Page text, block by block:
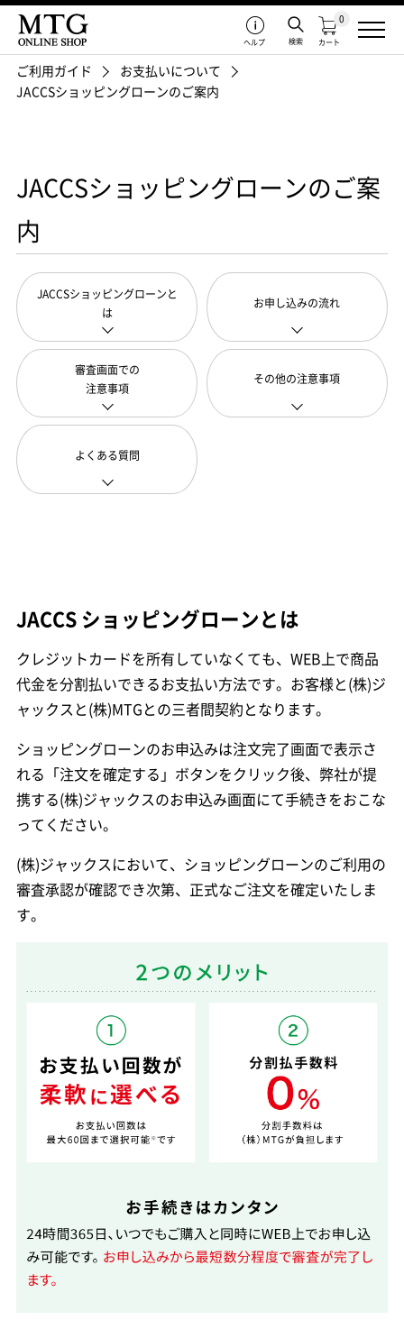
カート
0
検索
ヘルプ
ご利用ガイド
お支払いについて
JACCSショッピングローンのご案内
JACCSショッピングローンのご案
内
JACCSショッピングローンと
は
お申し込みの流れ
審査画面での
注意事項
その他の注意事項
よくある質問
JACCS ショッピングローンとは
クレジットカードを所有していなくても、WEB上で商品
代金を分割払いできるお支払い方法です。お客様と(株)ジ
ャックスと(株)MTGとの三者間契約となります。
ショッピングローンのお申込みは注文完了画面で表示さ
れる「注文を確定する」ボタンをクリック後、弊社が提
携する(株)ジャックスのお申込み画面にて手続きをおこな
ってください。
(株)ジャックスにおいて、ショッピングローンのご利用の
審査承認が確認でき次第、正式なご注文を確定いたしま
す。